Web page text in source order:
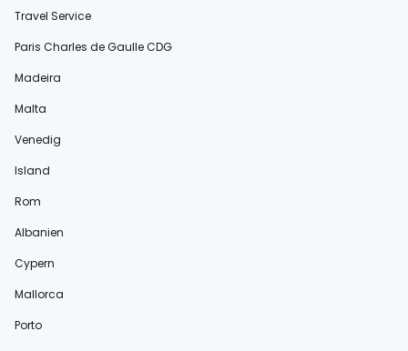
Travel Service
Paris Charles de Gaulle CDG
Madeira
Malta
Venedig
Island
Rom
Albanien
Cypern
Mallorca
Porto